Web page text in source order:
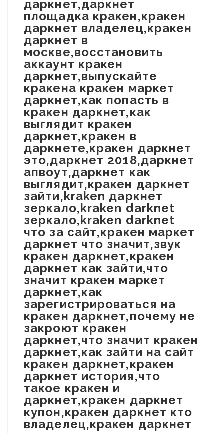
даркнет,даркнет
площадка кракен,кракен
даркнет владелец,кракен
даркнет в
москве,восстановить
аккаунт кракен
даркнет,выпускайте
кракена кракен маркет
даркнет,как попасть в
кракен даркнет,как
выглядит кракен
даркнет,кракен в
даркнете,кракен даркнет
это,даркнет 2018,даркнет
апвоут,даркнет как
выглядит,кракен даркнет
зайти,kraken даркнет
зеркало,kraken darknet
зеркало,kraken darknet
что за сайт,кракен маркет
даркнет что значит,звук
кракен даркнет,кракен
даркнет как зайти,что
значит кракен маркет
даркнет,как
зарегистрироваться на
кракен даркнет,почему не
закроют кракен
даркнет,что значит кракен
даркнет,как зайти на сайт
кракен даркнет,кракен
даркнет история,что
такое кракен и
даркнет,кракен даркнет
купон,кракен даркнет кто
владелец,кракен даркнет